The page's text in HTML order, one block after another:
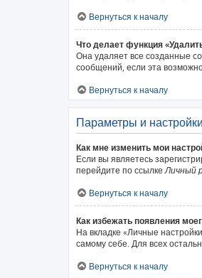
Вернуться к началу
Что делает функция
Она удаляет все созданные
сообщений, если эта
Вернуться к началу
Параметры и
Как мне изменить мои
Если вы являетесь
перейдите по ссылкеЛичный
Вернуться к началу
Как избежать появления
На вкладке «Личные
самому себе. Для всех
Вернуться к началу